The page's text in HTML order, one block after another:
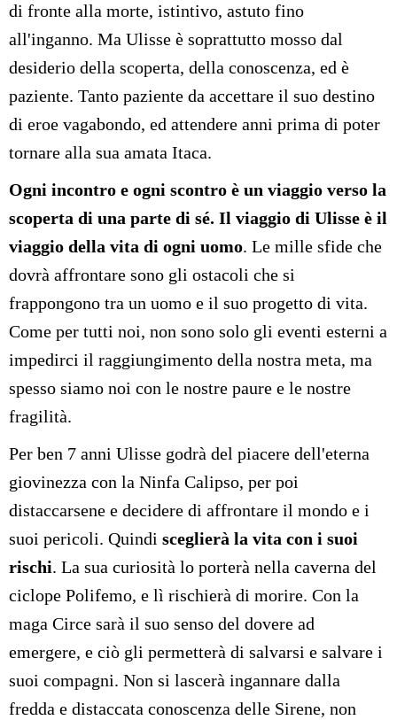
di fronte alla morte, istintivo, astuto fino
all'inganno. Ma Ulisse è soprattutto mosso dal
desiderio della scoperta, della conoscenza, ed è
paziente. Tanto paziente da accettare il suo destino
di eroe vagabondo, ed attendere anni prima di poter
tornare alla sua amata Itaca.
Ogni incontro e ogni scontro è un viaggio verso la
scoperta di una parte di sé. Il viaggio di Ulisse è il
viaggio della vita di ogni uomo. Le mille sfide che
dovrà affrontare sono gli ostacoli che si
frappongono tra un uomo e il suo progetto di vita.
Come per tutti noi, non sono solo gli eventi esterni a
impedirci il raggiungimento della nostra meta, ma
spesso siamo noi con le nostre paure e le nostre
fragilità.
Per ben 7 anni Ulisse godrà del piacere dell'eterna
giovinezza con la Ninfa Calipso, per poi
distaccarsene e decidere di affrontare il mondo e i
suoi pericoli. Quindi sceglierà la vita con i suoi
rischi. La sua curiosità lo porterà nella caverna del
ciclope Polifemo, e lì rischierà di morire. Con la
maga Circe sarà il suo senso del dovere ad
emergere, e ciò gli permetterà di salvarsi e salvare i
suoi compagni. Non si lascerà ingannare dalla
fredda e distaccata conoscenza delle Sirene, non